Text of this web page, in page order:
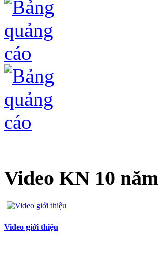
Video KN 10 năm
Video giới thiệu